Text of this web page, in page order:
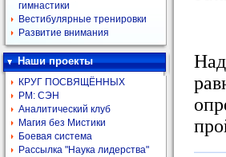
гимнастики
Вестибулярные тренировки
Развитие внимания
Наши проекты
КРУГ ПОСВЯЩЁННЫХ
РМ: СЭН
Аналитический клуб
Магия без Мистики
Боевая система
Рассылка "Наука лидерства"